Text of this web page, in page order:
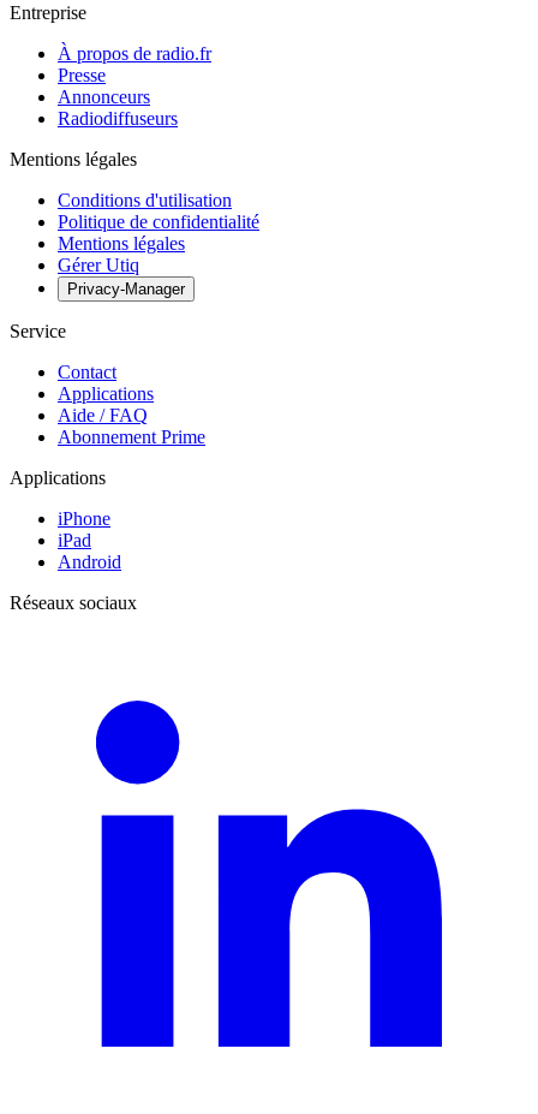
Entreprise
À propos de radio.fr
Presse
Annonceurs
Radiodiffuseurs
Mentions légales
Conditions d'utilisation
Politique de confidentialité
Mentions légales
Gérer Utiq
Privacy-Manager
Service
Contact
Applications
Aide / FAQ
Abonnement Prime
Applications
iPhone
iPad
Android
Réseaux sociaux